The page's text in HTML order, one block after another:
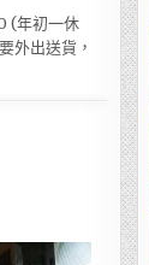
(年初一休
外出送貨，